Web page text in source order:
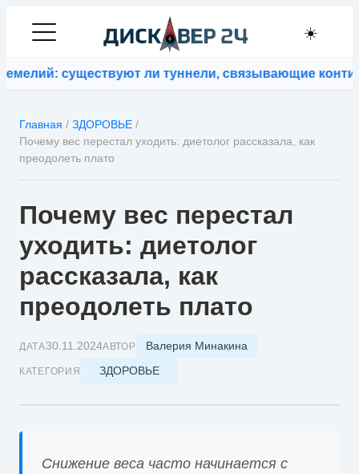
☀️
существуют ли туннели, связывающие
Главная / ЗДОРОВЬЕ /
Почему вес перестал уходить: диетолог рассказала, как
преодолеть плато
Почему вес перестал
уходить: диетолог
рассказала, как
преодолеть плато
ДАТА30.11.2024АВТОР Валерия Минакина
КАТЕГОРИЯ ЗДОРОВЬЕ
Снижение веса часто начинается с